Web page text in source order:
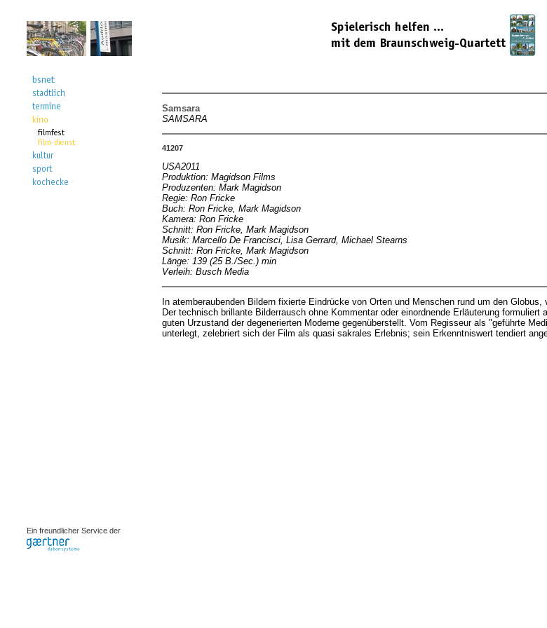
Samsara
SAMSARA
41207
USA2011
Produktion: Magidson Films
Produzenten: Mark Magidson
Regie: Ron Fricke
Buch: Ron Fricke, Mark Magidson
Kamera: Ron Fricke
Schnitt: Ron Fricke, Mark Magidson
Musik: Marcello De Francisci, Lisa Gerrard, Michael Stearns
Schnitt: Ron Fricke, Mark Magidson
Länge: 139 (25 B./Sec.) min
Verleih: Busch Media
In atemberaubenden Bildern fixierte Eindrücke von Orten und Menschen rund um den
Der technisch brillante Bilderrausch ohne Kommentar oder einordnende Erläuterung
guten Urzustand der degenerierten Moderne gegenüberstellt. Vom Regisseur als "geführte
unterlegt, zelebriert sich der Film als quasi sakrales Erlebnis; sein Erkenntniswert tendiert
Ein freundlicher Service der